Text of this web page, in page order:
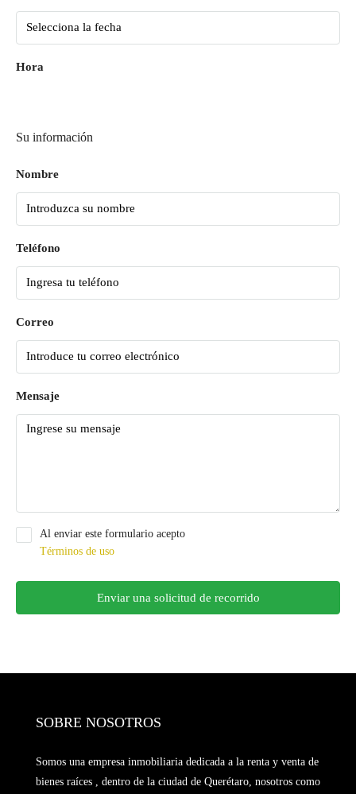
Hora
Su información
Nombre
Teléfono
Correo
Mensaje
Al enviar este formulario acepto
Términos de uso
Enviar una solicitud de recorrido
SOBRE NOSOTROS
Somos una empresa inmobiliaria dedicada a la renta y venta de
bienes raíces , dentro de la ciudad de Querétaro, nosotros como